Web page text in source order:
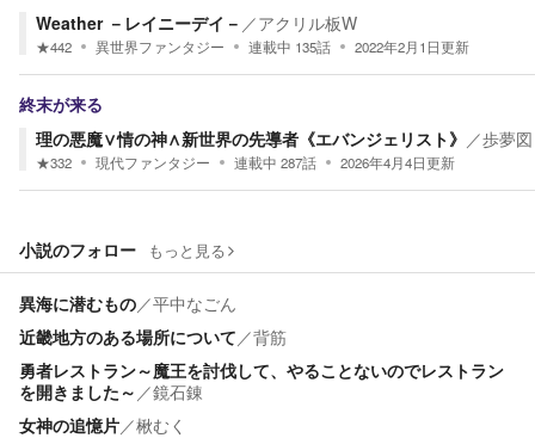
Weather －レイニーデイ－ ／アクリル板W
★442 異世界ファンタジー 連載中 135話 2022年2月1日更新
終末が来る
理の悪魔∨情の神∧新世界の先導者《エバンジェリスト》 ／歩夢図
★332 現代ファンタジー 連載中 287話 2026年4月4日更新
小説のフォロー もっと見る
異海に潜むもの／平中なごん
近畿地方のある場所について／背筋
勇者レストラン～魔王を討伐して、やることないのでレストラン
を開きました～ ／鏡石錬
女神の追憶片／楸むく